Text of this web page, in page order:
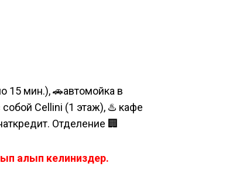
15 мин.), 🚗автомойка в
Cellini (1 этаж), ♨️ кафе
Отделение 🏢
алып келиниздер.